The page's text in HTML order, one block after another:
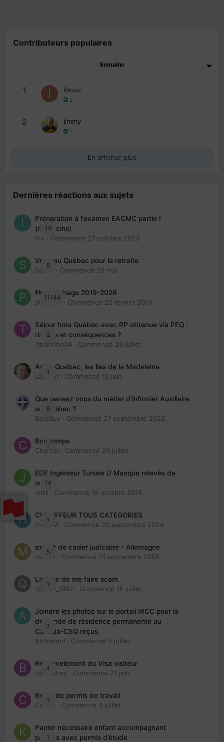
Contributeurs populaires
Semaine
1 ibnou
2
2 jimmy
1
En afficher plus
Dernières réactions aux sujets
19
Préparation à l'examen EACMC partie I
(médecins)
Ino · Commencé 27 octobre 2023
5
Venir au Québec pour la retraite
Sab74
· Commencé 26 mai
11144
👬 Parrainage 2019-2026
piinoush · Commencé 22 février 2019
2
Séjour hors Québec avec RP obtenue via PEQ :
risques et conséquences ?
Tarantino04 · Commencé 28 juillet
1
Arte : Québec, les îles de la Madeleine
Laurent · Commencé 16 juin
6
Que pensez vous du métier d'infirmier Auxiliaire
au Québec ?
BestBuy · Commencé 27 septembre 2022
0
Bon temps
Charbel · Commencé 29 juillet
14
EDE Ingénieur Tunisie // Manque relevés de
note
Jmili · Commencé 18 octobre 2018
1
CHAUFFEUR TOUS CATEGORIES
HAZEM · Commencé 20 septembre 2024
5
extrait de casier judiciaire - Allemagne
maries · Commencé 13 septembre 2005
1
La peur de me faire scam
Queen_1992 · Commencé 15 juillet
3
Joindre les photos sur le portail IRCC pour la
demande de résidence permanente au
Canada-CSQ reçus
Aichacool · Commencé 9 juillet
4
Renouvelement du Visa visiteur
babibubsy · Commencé 21 juin
1
Refus de permis de travail
Cedbri · Commencé 4 juillet
1
Papier nécessaire enfant accompagnant
parents avec permis d’étude